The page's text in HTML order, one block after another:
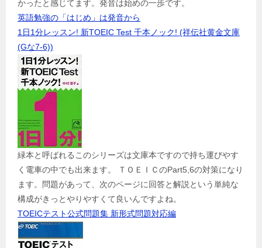
かったと感じてます。発音は始めの一歩です。
英語勉強の「はじめ」は発音から
1日1分レッスン! 新TOEIC Test 千本ノック! (祥伝社黄金文庫
(Gな7-6))
緑本と呼ばれるこのシリーズは文庫本ですので持ち運びやす
く電車の中でも出来ます。 ＴＯＥＩＣのPart5,6の対策になり
ます。問題があって、次のページに回答と解説という単純な
構成がきっとやりやすくて良いんですよね。
TOEICテスト公式問題集 新形式問題対応編